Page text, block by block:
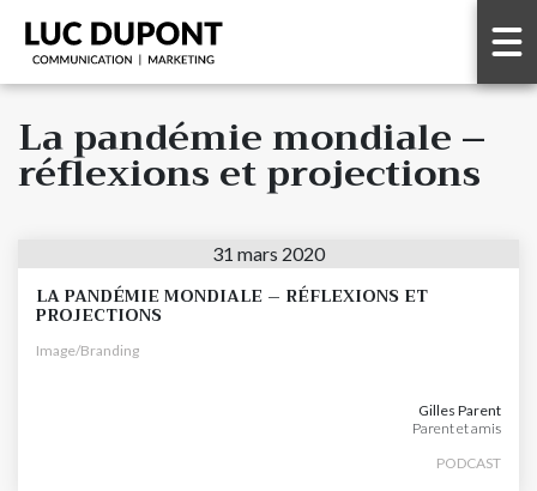
La pandémie mondiale –
réflexions et projections
31 mars 2020
LA PANDÉMIE MONDIALE – RÉFLEXIONS ET
PROJECTIONS
Image/Branding
Gilles Parent
Parent et amis
PODCAST